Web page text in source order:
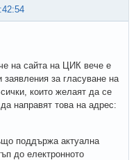
на сайта на ЦИК вече е
заявления за гласуване на
които желаят да се
направят това на адрес:
поддържа актуална
до електронното